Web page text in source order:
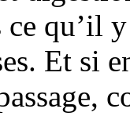
qu’il
Et si